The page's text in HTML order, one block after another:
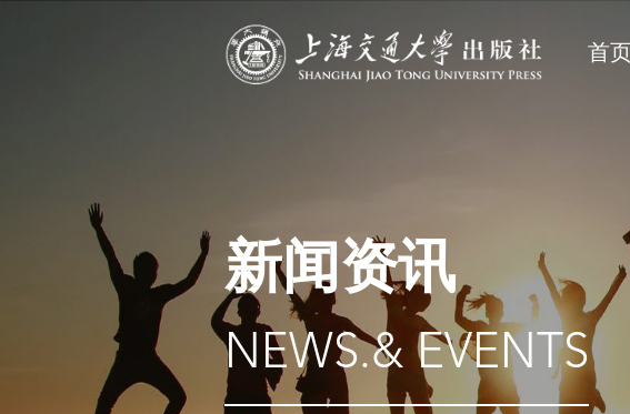
首页
新闻资讯
NEWS.& EVENTS